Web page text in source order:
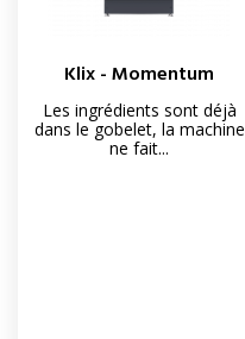
Klix - Momentum
Les ingrédients sont déjà
dans le gobelet, la machine
ne fait...